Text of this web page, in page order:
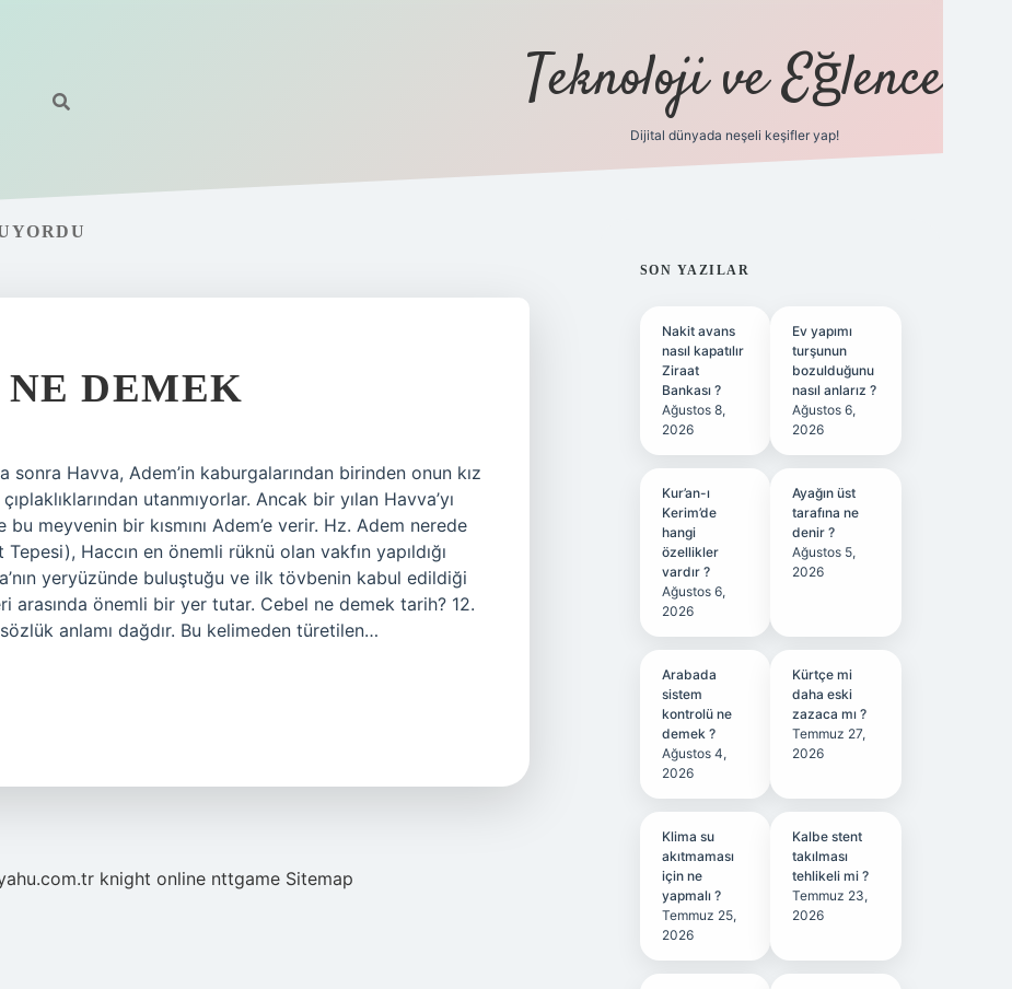
Teknoloji ve Eğlence
Dijital dünyada neşeli keşifler yap!
DEMEK
sonra Havva, Adem’in kaburgalarından birinden onun kız
utanmıyorlar. Ancak bir yılan Havva’yı
meyvenin bir kısmını Adem’e verir. Hz. Adem nerede
Haccın en önemli rüknü olan vakfın yapıldığı
yeryüzünde buluştuğu ve ilk tövbenin kabul edildiği
arasında önemli bir yer tutar. Cebel ne demek tarih? 12.
anlamı dağdır. Bu kelimeden türetilen…
knight online nttgame Sitemap
SIDEBAR
SON YAZILAR
Nakit avans
nasıl kapatılır
Ziraat
Bankası ?
Ağustos 8,
2026
Ev yapımı
turşunun
bozulduğunu
nasıl anlarız ?
Ağustos 6,
2026
Kur’an-ı
Kerim’de
hangi
özellikler
vardır ?
Ağustos 6,
2026
Ayağın üst
tarafına ne
denir ?
Ağustos 5,
2026
Arabada
sistem
kontrolü ne
demek ?
Ağustos 4,
2026
Kürtçe mi
daha eski
zazaca mı ?
Temmuz 27,
2026
Klima su
akıtmaması
için ne
yapmalı ?
Temmuz 25,
2026
Kalbe stent
takılması
tehlikeli mi ?
Temmuz 23,
2026